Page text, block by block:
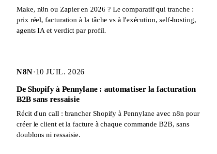
Make, n8n ou Zapier en 2026 ? Le comparatif qui tranche :
prix réel, facturation à la tâche vs à l'exécution, self-hosting,
agents IA et verdict par profil.
N8N·10 JUIL. 2026
De Shopify à Pennylane : automatiser la facturation
B2B sans ressaisie
Récit d'un call : brancher Shopify à Pennylane avec n8n pour
créer le client et la facture à chaque commande B2B, sans
doublons ni ressaisie.